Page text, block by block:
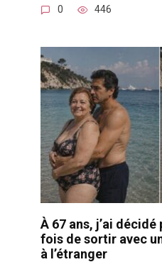
0 446
À 67 ans, j’ai
fois de sortir avec
à l’étranger